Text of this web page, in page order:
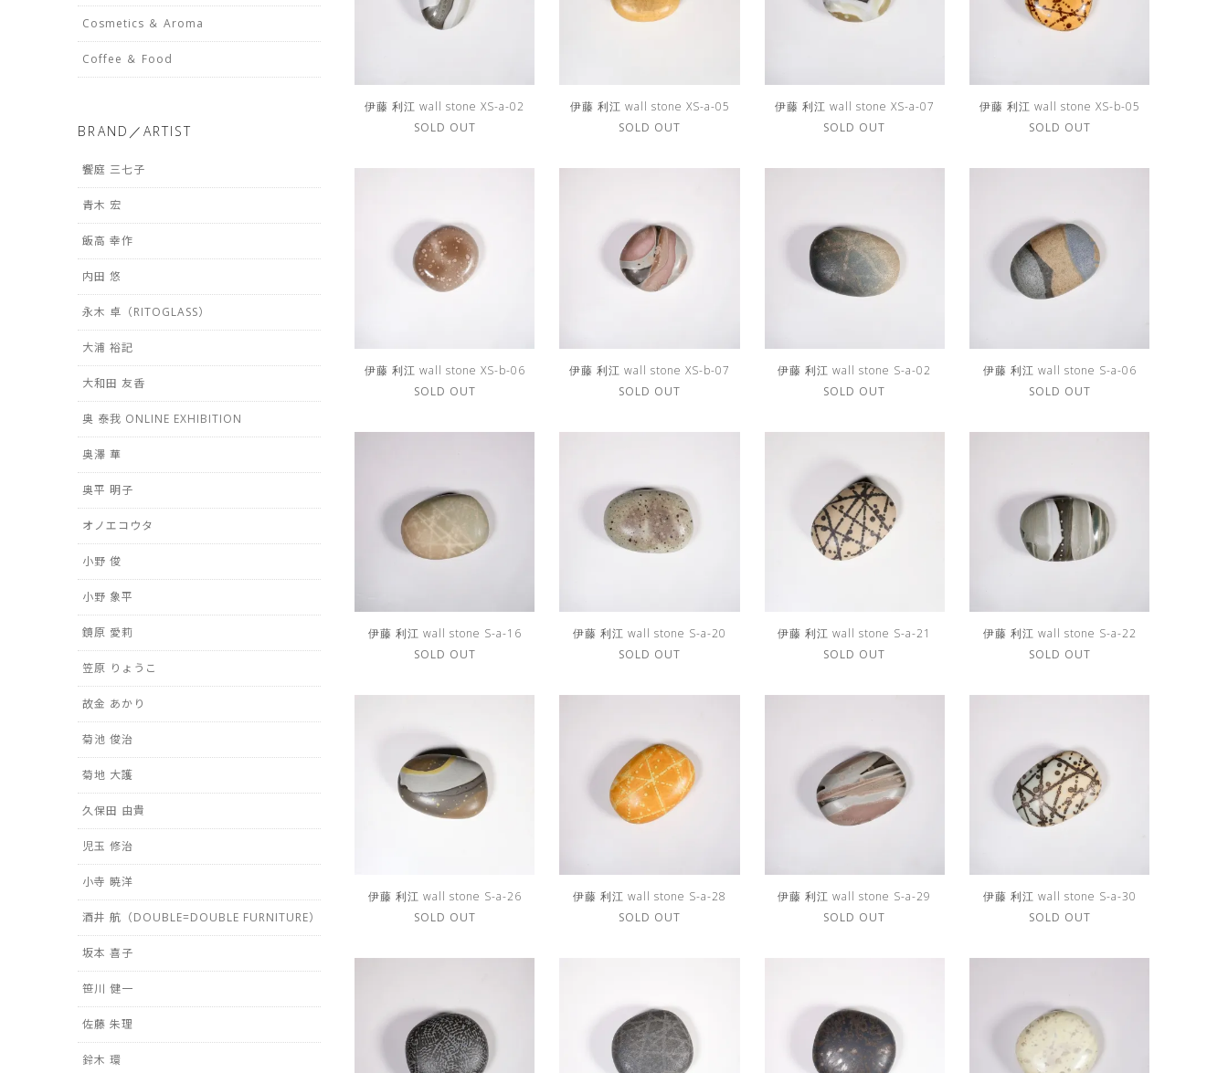
伊藤 利江 wall stone XS-a-02
SOLD OUT
伊藤 利江 wall stone XS-a-05
SOLD OUT
伊藤 利江 wall stone XS-a-07
SOLD OUT
伊藤 利江 wall stone XS-b-05
SOLD OUT
伊藤 利江 wall stone XS-b-06
SOLD OUT
伊藤 利江 wall stone XS-b-07
SOLD OUT
伊藤 利江 wall stone S-a-02
SOLD OUT
伊藤 利江 wall stone S-a-06
SOLD OUT
伊藤 利江 wall stone S-a-16
SOLD OUT
伊藤 利江 wall stone S-a-20
SOLD OUT
伊藤 利江 wall stone S-a-21
SOLD OUT
伊藤 利江 wall stone S-a-22
SOLD OUT
伊藤 利江 wall stone S-a-26
SOLD OUT
伊藤 利江 wall stone S-a-28
SOLD OUT
伊藤 利江 wall stone S-a-29
SOLD OUT
伊藤 利江 wall stone S-a-30
SOLD OUT
Cosmetics ＆ Aroma
Coffee ＆ Food
BRAND／ARTIST
饗庭 三七子
青木 宏
飯高 幸作
内田 悠
永木 卓（RITOGLASS）
大浦 裕記
大和田 友香
奥 泰我 ONLINE EXHIBITION
奥澤 華
奥平 明子
オノエコウタ
小野 俊
小野 象平
鏡原 愛莉
笠原 りょうこ
故金 あかり
菊池 俊治
菊地 大護
久保田 由貴
児玉 修治
小寺 暁洋
酒井 航（DOUBLE=DOUBLE FURNITURE）
坂本 喜子
笹川 健一
佐藤 朱理
鈴木 環